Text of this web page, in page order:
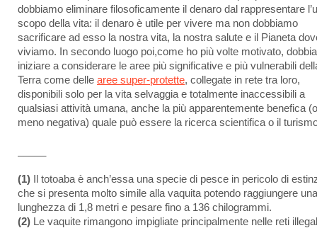
dobbiamo eliminare filosoficamente il denaro dal rappresentare
scopo della vita: il denaro è utile per vivere ma non dobbiamo
sacrificare ad esso la nostra vita, la nostra salute e il Pianeta
viviamo. In secondo luogo poi,come ho più volte motivato,
iniziare a considerare le aree più significative e più vulnerabili
Terra come delle aree super-protette, collegate in rete tra loro,
disponibili solo per la vita selvaggia e totalmente inaccessibili a
qualsiasi attività umana, anche la più apparentemente benefica (o
meno negativa) quale può essere la ricerca scientifica o il
(1) Il totoaba è anch’essa una specie di pesce in pericolo di
che si presenta molto simile alla vaquita potendo raggiungere una
lunghezza di 1,8 metri e pesare fino a 136 chilogrammi.
(2) Le vaquite rimangono impigliate principalmente nelle reti